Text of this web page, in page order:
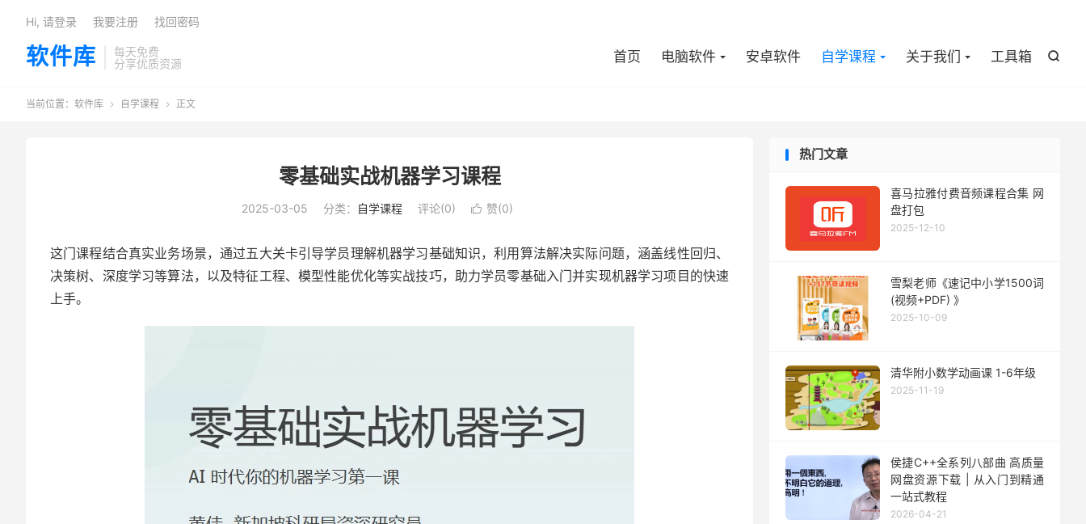
软件库
每天免费
分享优质资源

首页 电脑软件 安卓软件 自学课程 关于我们 工具箱
Hi, 请登录 我要注册 找回密码
当前位置： 软件库  自学课程  正文
零基础实战机器学习课程
2025-03-05 分类： 自学课程 评论(0)  赞(0)
这门课程结合真实业务场景，通过五大关卡引导学员理解机器学习基础知识，利用算法解决实际问题，涵盖线性回归、
决策树、深度学习等算法，以及特征工程、模型性能优化等实战技巧，助力学员零基础入门并实现机器学习项目的快速
上手。
热门文章
喜马拉雅付费音频课程合集 网
盘打包
2025-12-10
雪梨老师《速记中小学1500词
(视频+PDF) 》
2025-10-09
清华附小数学动画课 1-6年级
2025-11-19
侯捷C++全系列八部曲 高质量
网盘资源下载 | 从入门到精通
一站式教程
2026-04-21